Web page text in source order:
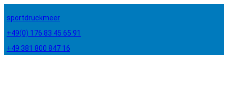
sportdruckmeer
+49(0) 176 83 45 65 91
+49 381 800 847 16